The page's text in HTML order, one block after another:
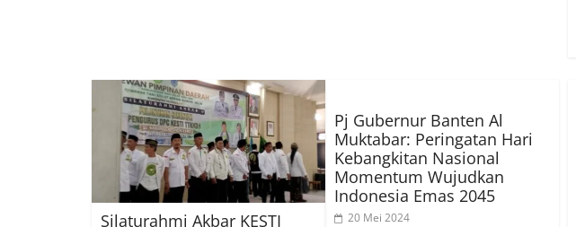
Silaturahmi Akbar KESTI
Pj Gubernur Banten Al
Muktabar: Peringatan Hari
Kebangkitan Nasional
Momentum Wujudkan
Indonesia Emas 2045
20 Mei 2024